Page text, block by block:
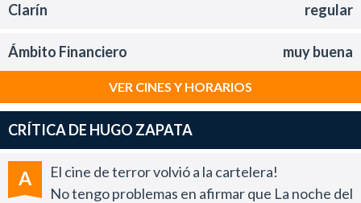
Clarín regular
Ámbito Financiero muy buena
VER CINES Y HORARIOS
CRÍTICA DE HUGO ZAPATA
A
El cine de terror volvió a la cartelera!
No tengo problemas en afirmar que La noche del